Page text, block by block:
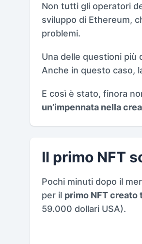
Non tutti gli operatori
sviluppo di Ethereum,
problemi.
Una delle questioni più
Anche in questo caso,
E così è stato, finora
un’impennata nella
Il primo NFT
Pochi minuti dopo il
per il primo NFT creato
59.000 dollari USA).